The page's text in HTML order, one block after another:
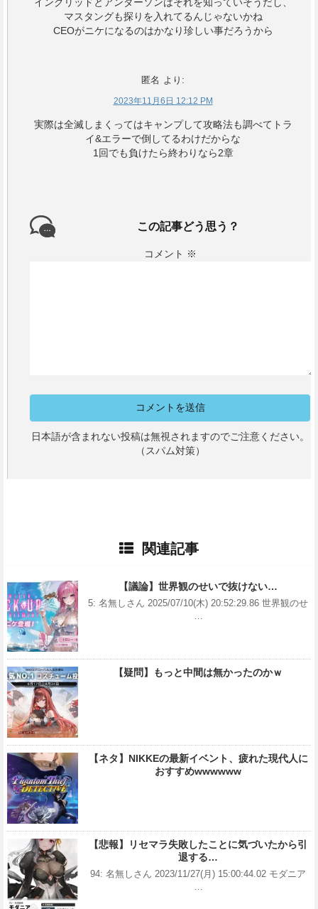
イングリッドとアンダーソンはそれを知っていそうだし、
マスタングも探りを入れてるんじゃないかね
CEOがニケになるのはかなり珍しい事だろうから
匿名 より:
2023年11月6日 12:12 PM
実際は全滅しまくってはキャンプして攻略法も調べてトラ
イ&エラーで倒してるわけだからな
1回でも負けたら終わりなら2章
この記事どう思う？
コメント ※
日本語が含まれない投稿は無視されますのでご注意ください。
（スパム対策）
関連記事
【議論】世界観のせいで抜けない…
5: 名無しさん 2025/07/10(木) 20:52:29.86 世界観のせ
…
【疑問】もっと中間は無かったのかｗ
【ネタ】NIKKEの最新イベント、疲れた現代人に
おすすめwwwwww
【悲報】リセマラ失敗したことに気づいたから引
退する…
94: 名無しさん 2023/11/27(月) 15:00:44.02 モダニア
…